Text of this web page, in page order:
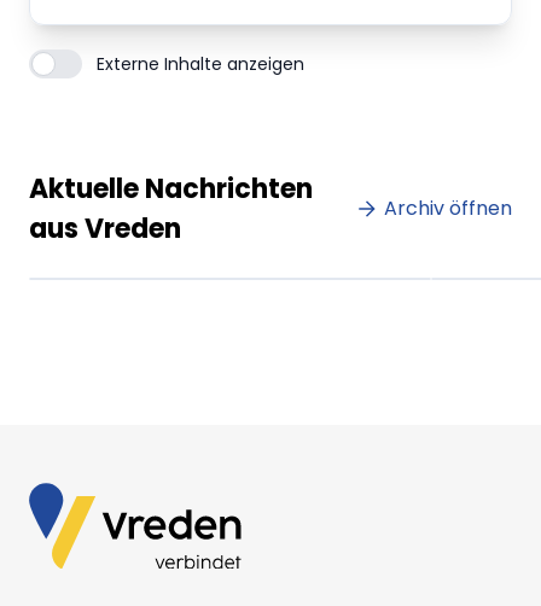
Externe Inhalte anzeigen
Aktuelle Nachrichten
aus Vreden
Archiv öffnen
Lorem ipsum Lorem ipsum